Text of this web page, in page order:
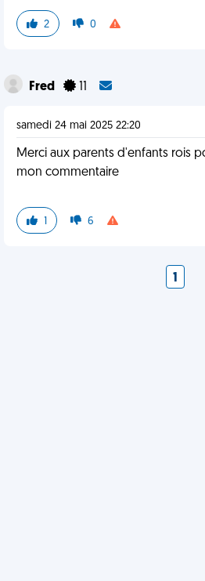
2 0
Fred
samedi 24 mai 2025 22:20
Merci aux parents d'enfants rois
mon commentaire
1 6
1